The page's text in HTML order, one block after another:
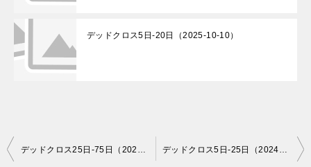
デッドクロス5日-20日（2025-10-10）
投
デッドクロス25日-75日（2024-05-22） デッドクロス5日-25日（2024-05-23）